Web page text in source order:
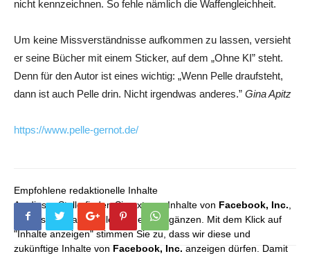
nicht kennzeichnen. So fehle nämlich die Waffengleichheit.
Um keine Missverständnisse aufkommen zu lassen, versieht
er seine Bücher mit einem Sticker, auf dem „Ohne KI” steht.
Denn für den Autor ist eines wichtig: „Wenn Pelle draufsteht,
dann ist auch Pelle drin. Nicht irgendwas anderes.” Gina Apitz
https://www.pelle-gernot.de/
Empfohlene redaktionelle Inhalte
An dieser Stelle finden Sie externe Inhalte von Facebook, Inc.
die unser redaktionelles Angebot ergänzen. Mit dem Klick auf
"Inhalte anzeigen" stimmen Sie zu, dass wir diese und
zukünftige Inhalte von Facebook, Inc. anzeigen dürfen. Damit